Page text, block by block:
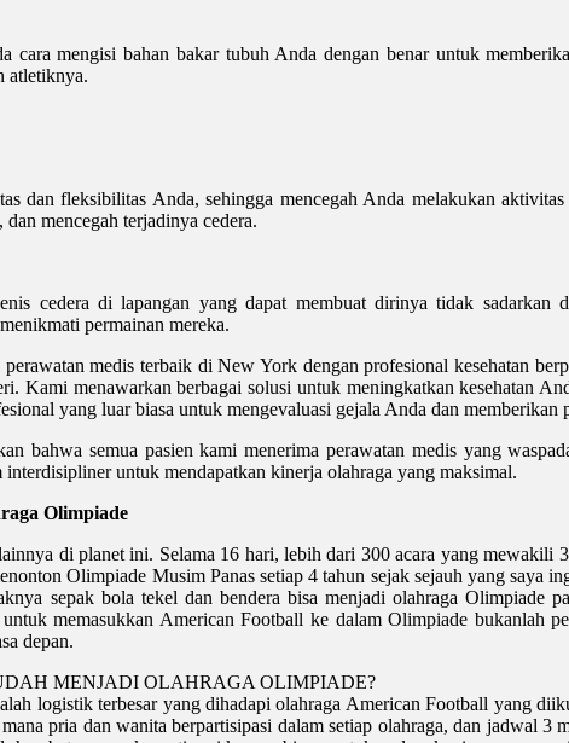
cara mengisi bahan bakar tubuh Anda dengan benar untuk
atletiknya.
dan fleksibilitas Anda, sehingga mencegah Anda melakukan
mencegah terjadinya cedera.
cedera di lapangan yang dapat membuat dirinya tidak
permainan mereka.
medis terbaik di New York dengan profesional kesehatan
Kami menawarkan berbagai solusi untuk meningkatkan kesehatan
yang luar biasa untuk mengevaluasi gejala Anda dan memberikan
bahwa semua pasien kami menerima perawatan medis yang
untuk mendapatkan kinerja olahraga yang maksimal.
Olimpiade
di planet ini. Selama 16 hari, lebih dari 300 acara yang mewakili
Olimpiade Musim Panas setiap 4 tahun sejak sejauh yang saya
sepak bola tekel dan bendera bisa menjadi olahraga Olimpiade
untuk memasukkan American Football ke dalam Olimpiade
depan.
MENJADI OLAHRAGA OLIMPIADE?
logistik terbesar yang dihadapi olahraga American Football yang
pria dan wanita berpartisipasi dalam setiap olahraga, dan jadwal